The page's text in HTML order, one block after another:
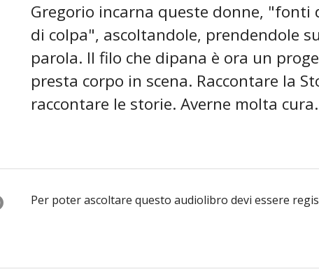
Gregorio incarna queste donne, "fonti
di colpa", ascoltandole, prendendole
parola. Il filo che dipana è ora un
presta corpo in scena. Raccontare la
raccontare le storie. Averne molta cura.
Per poter ascoltare questo audiolibro devi essere